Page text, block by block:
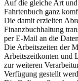
Auf die gleiche Art
Fahrtenbuch ganz
Die damit erzielten
Finanzbuchhaltung
per E-Mail an die
Die Arbeitszeiten der
Arbeitszeitkonten und
zur weiteren
Verfügung gestellt